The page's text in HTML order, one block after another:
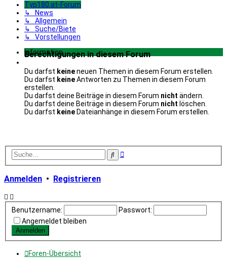
Typ180.at-Forum
↳ News
↳ Allgemein
↳ Suche/Biete
↳ Vorstellungen
Information
Berechtigungen in diesem Forum
Du darfst keineneuen Themen in diesem Forum erstellen.
Du darfst keineAntworten zu Themen in diesem Forum
erstellen.
Du darfst deine Beiträge in diesem Forum nicht ändern.
Du darfst deine Beiträge in diesem Forum nicht löschen.
Du darfst keine Dateianhänge in diesem Forum erstellen.
SucheErweiterte
Anmelden • Registrieren
Benutzername:
Passwort:
Angemeldet bleiben
Foren-Übersicht